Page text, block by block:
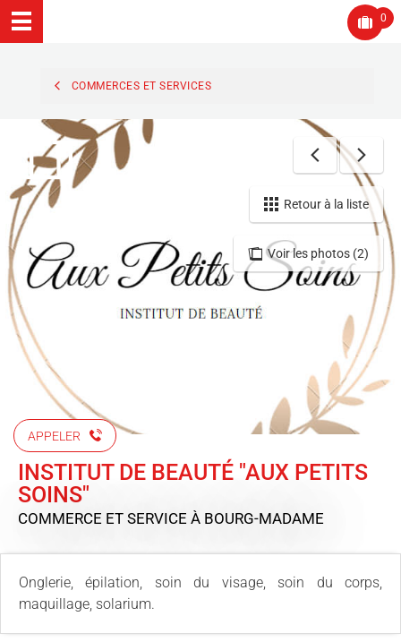
0
COMMERCES ET SERVICES
Voir les photos (2)
Retour à la liste
APPELER
INSTITUT DE BEAUTÉ "AUX PETITS
SOINS"
COMMERCE ET SERVICE À BOURG-MADAME
Onglerie, épilation, soin du visage, soin du corps,
maquillage, solarium.